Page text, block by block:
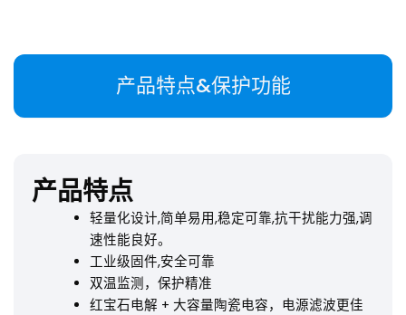
产品特点&保护功能
产品特点
轻量化设计,简单易用,稳定可靠,抗干扰能力强,调
速性能良好。
工业级固件,安全可靠
双温监测，保护精准
红宝石电解 + 大容量陶瓷电容，电源滤波更佳